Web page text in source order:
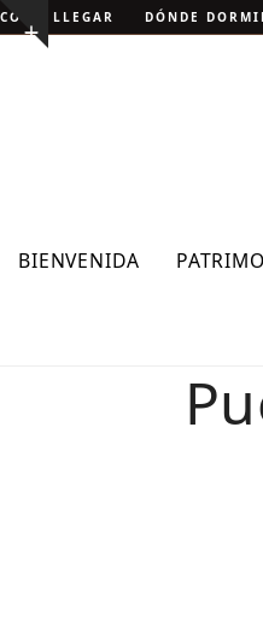
Skip
to Show
CÓMO LLEGAR DÓNDE
BIENVENIDA